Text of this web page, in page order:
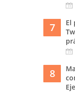
7
El
8